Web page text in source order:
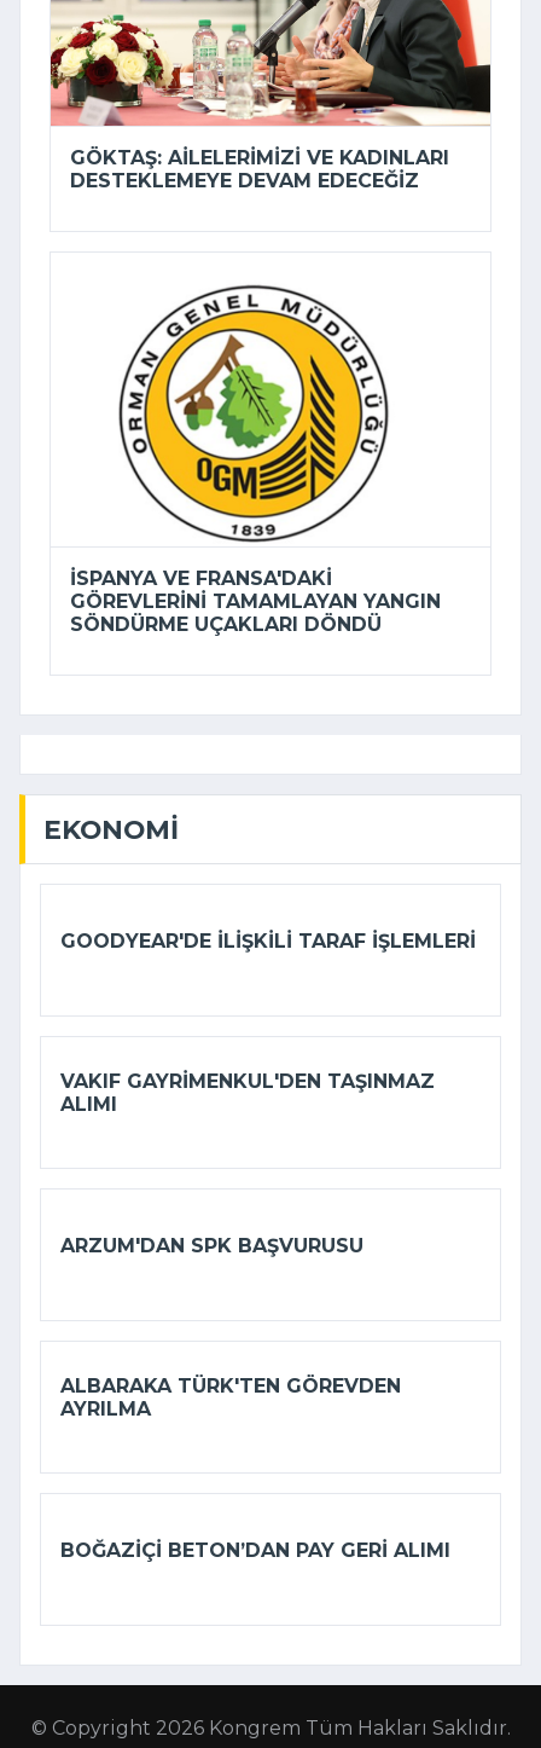
GÖKTAŞ: AILELERIMIZI VE KADINLARI
DESTEKLEMEYE DEVAM EDECEĞIZ
İSPANYA VE FRANSA'DAKI
GÖREVLERINI TAMAMLAYAN YANGIN
SÖNDÜRME UÇAKLARI DÖNDÜ
EKONOMI
GOODYEAR'DE ILIŞKILI TARAF IŞLEMLERI
VAKIF GAYRIMENKUL'DEN TAŞINMAZ
ALIMI
ARZUM'DAN SPK BAŞVURUSU
ALBARAKA TÜRK'TEN GÖREVDEN
AYRILMA
BOĞAZIÇI BETON’DAN PAY GERI ALIMI
© Copyright 2026 Kongrem Tüm Hakları Saklıdır.